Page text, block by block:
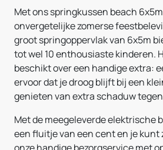
Met ons springkussen beach
onvergetelijke zomerse
groot springoppervlak van 6x5m
tot wel 10 enthousiaste kinderen.
beschikt over een handige extra:
ervoor dat je droog blijft bij een
genieten van extra schaduw tegen
Met de meegeleverde elektrische
een fluitje van een cent en je kunt